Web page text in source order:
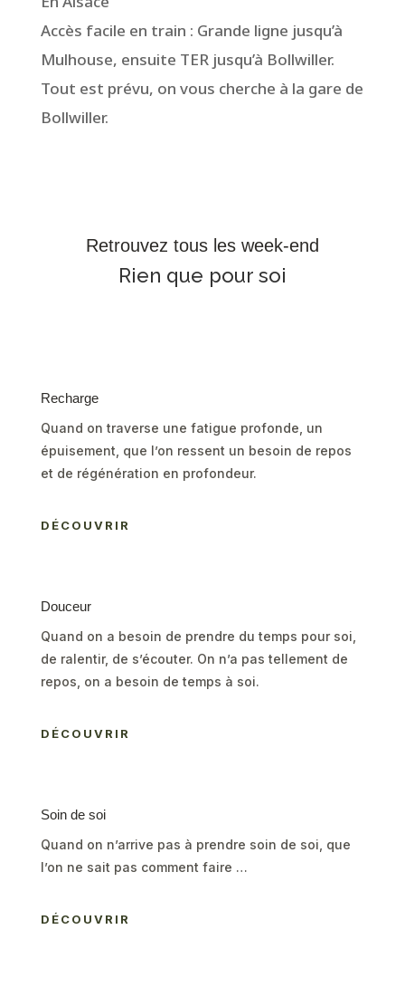
Accès facile en train : Grande ligne jusqu’à
Mulhouse, ensuite TER jusqu’à Bollwiller.
Tout est prévu, on vous cherche à la gare de
Bollwiller.
Retrouvez tous les week-end
Rien que pour soi
Recharge
Quand on traverse une fatigue profonde, un
épuisement, que l’on ressent un besoin de repos
et de régénération en profondeur.
DÉCOUVRIR
Douceur
Quand on a besoin de prendre du temps pour soi,
de ralentir, de s’écouter. On n’a pas tellement de
repos, on a besoin de temps à soi.
DÉCOUVRIR
Soin de soi
Quand on n’arrive pas à prendre soin de soi, que
l’on ne sait pas comment faire …
DÉCOUVRIR